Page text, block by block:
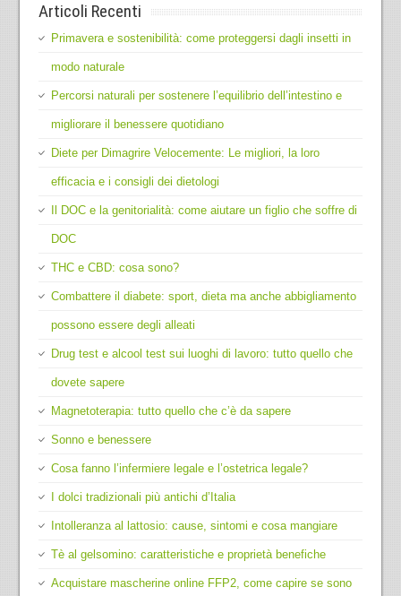
Articoli Recenti
Primavera e sostenibilità: come proteggersi dagli insetti in
modo naturale
Percorsi naturali per sostenere l’equilibrio dell’intestino e
migliorare il benessere quotidiano
Diete per Dimagrire Velocemente: Le migliori, la loro
efficacia e i consigli dei dietologi
Il DOC e la genitorialità: come aiutare un figlio che soffre di
DOC
THC e CBD: cosa sono?
Combattere il diabete: sport, dieta ma anche abbigliamento
possono essere degli alleati
Drug test e alcool test sui luoghi di lavoro: tutto quello che
dovete sapere
Magnetoterapia: tutto quello che c’è da sapere
Sonno e benessere
Cosa fanno l’infermiere legale e l’ostetrica legale?
I dolci tradizionali più antichi d’Italia
Intolleranza al lattosio: cause, sintomi e cosa mangiare
Tè al gelsomino: caratteristiche e proprietà benefiche
Acquistare mascherine online FFP2, come capire se sono